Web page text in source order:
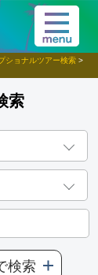
ショナルツアー検索 >
索
検索